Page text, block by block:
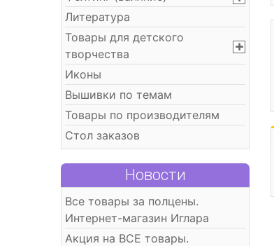
Литература
Товары для детского
творчества
Иконы
Вышивки по темам
Товары по производителям
Стол заказов
Новости
Все товары за полцены.
Интернет-магазин Иглара
Акция на ВСЕ товары.